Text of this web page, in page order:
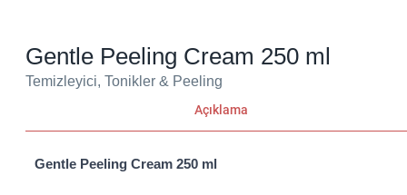
Gentle Peeling Cream 250 ml
Temizleyici, Tonikler & Peeling
Açıklama
Gentle Peeling Cream 250 ml